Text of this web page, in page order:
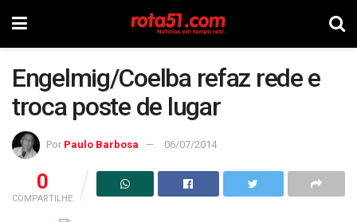
Engelmig/Coelba refaz rede e
troca poste de lugar
Por Paulo Barbosa 06/07/2014
0
COMPARTILHE